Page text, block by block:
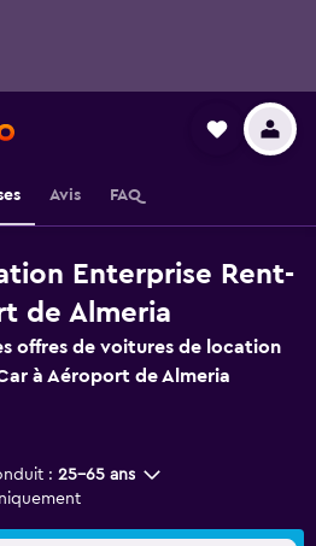
Avis FAQ
Enterprise Rent-
de Almeria
offres de voitures de location
à Aéroport de Almeria
: 25-65 ans